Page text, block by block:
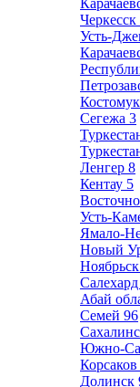
Черкесск
Усть-
Сегежа 3
Ленгер 8
Кентау 5
Усть-
Ямало-
Новый
Ноябрьск
Салехард
Абай
Семей 96
Южно-
Корсаков
Долинск